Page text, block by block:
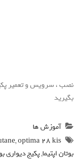
بگیرید
آموزش ها
,optima 28 kis
بوتان اپتیما,پکیج دیواری